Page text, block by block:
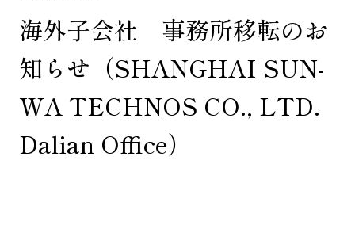
海外子会社 事務所移転のお
知らせ（SHANGHAI SUN-
WA TECHNOS CO., LTD.
Dalian Office）